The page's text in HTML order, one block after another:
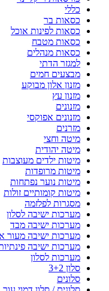
כללי
כסאות בר
כסאות לפינות אוכל
כסאות מטבח
כסאות מנהלים
למגזר הדתי
מבצעים חמים
מזנון אלון מבוקע
מזנון עץ
מזנונים
מזנונים אפוקסי
מזרנים
מיטה וחצי
מיטה יהודית
מיטות ילדים מעוצבות
מיטות מרופדות
מיטות נוער נפתחות
מיטות קומותיים זולות
מסגרות לפלזמה
מערכות ישיבה לסלון
מערכות ישיבה מבד
מערכות ישיבה מעור
מערכות ישיבה
מערכות לסלון
סלון 3+2
סלונים